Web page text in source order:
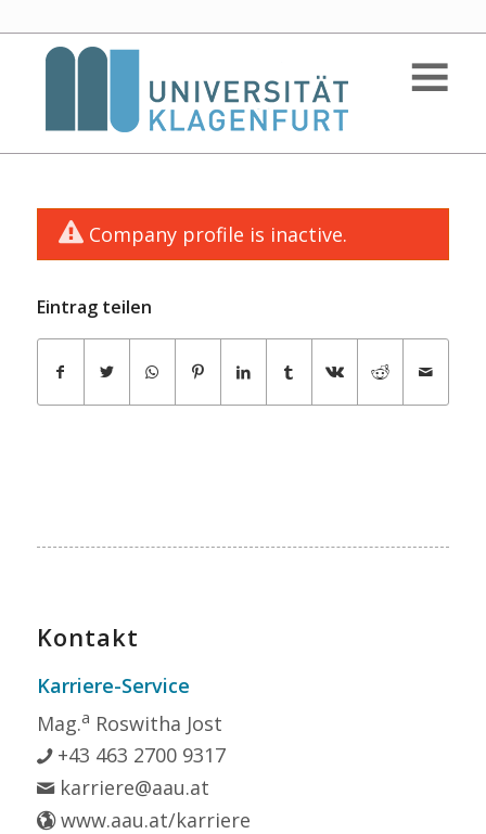
Company profile is inactive.
Eintrag teilen
Kontakt
Karriere-Service
Mag.a Roswitha Jost
+43 463 2700 9317
karriere@aau.at
www.aau.at/karriere